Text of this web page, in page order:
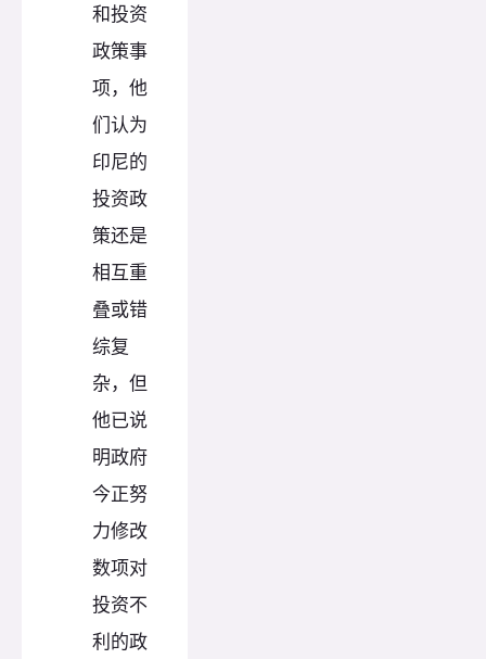
和投资
政策事
项，他
们认为
印尼的
投资政
策还是
相互重
叠或错
综复
杂，但
他已说
明政府
今正努
力修改
数项对
投资不
利的政